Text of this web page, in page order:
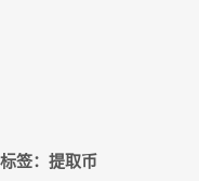
标签：提取币